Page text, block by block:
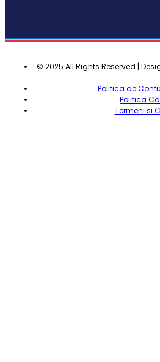
© 2025 All Rights Reserved |
Politica de
Politica
Termeni si